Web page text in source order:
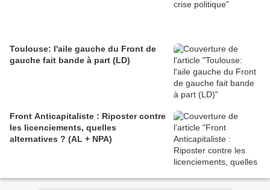
Toulouse: l'aile gauche du Front de
gauche fait bande à part (LD)
Front Anticapitaliste : Riposter contre
les licenciements, quelles
alternatives ? (AL + NPA)